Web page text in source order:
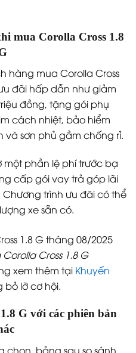
mua Corolla Cross 1.8
hàng mua Corolla Cross
đãi hấp dẫn như giảm
đồng, tặng gói phụ
cách nhiệt, bảo hiểm
và sơn phủ gầm chống rỉ.
một phần lệ phí trước bạ
cấp gói vay trả góp lãi
trình ưu đãi có thể
xe sẵn có.
Cross 1.8 G
xem thêm tại Khuyến
bỏ lỡ cơ hội.
G với các phiên bản
bảng sau so sánh